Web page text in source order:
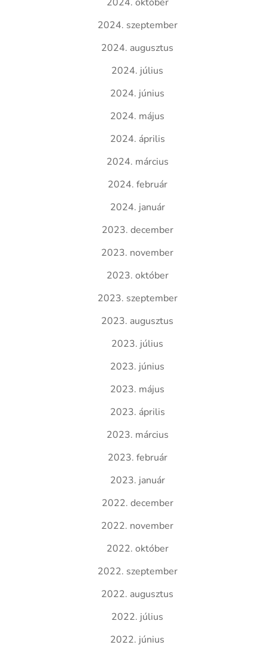
2024. szeptember
2024. augusztus
2024. július
2024. június
2024. május
2024. április
2024. március
2024. február
2024. január
2023. december
2023. november
2023. október
2023. szeptember
2023. augusztus
2023. július
2023. június
2023. május
2023. április
2023. március
2023. február
2023. január
2022. december
2022. november
2022. október
2022. szeptember
2022. augusztus
2022. július
2022. június